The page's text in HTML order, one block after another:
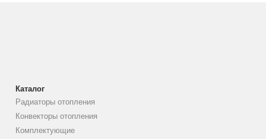
Каталог
Радиаторы отопления
Конвекторы отопления
Комплектующие